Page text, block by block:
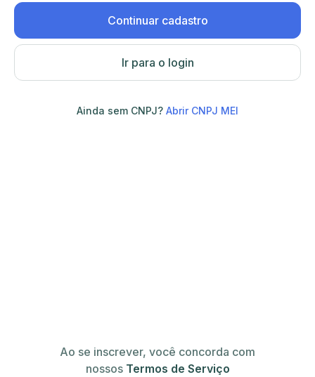
Continuar cadastro
Ir para o login
Ainda sem CNPJ? Abrir CNPJ MEI
Ao se inscrever, você concorda com
nossos Termos de Serviço